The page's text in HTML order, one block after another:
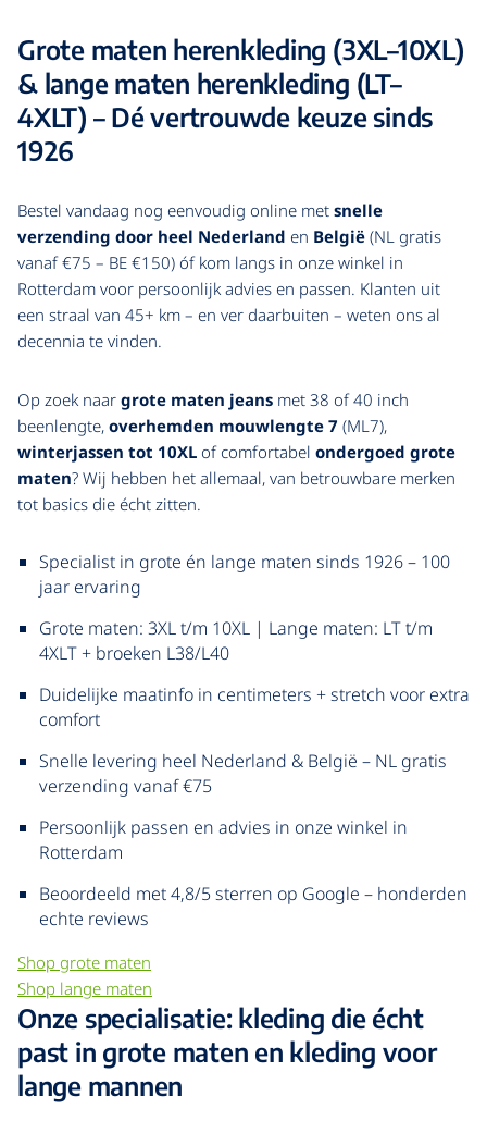
Grote maten herenkleding (3XL–10XL)
& lange maten herenkleding (LT–
4XLT) – Dé vertrouwde keuze sinds
1926
Bestel vandaag nog eenvoudig online met snelle
verzending door heel Nederland en België (NL gratis
vanaf €75 – BE €150) óf kom langs in onze winkel in
Rotterdam voor persoonlijk advies en passen. Klanten uit
een straal van 45+ km – en ver daarbuiten – weten ons al
decennia te vinden.
Op zoek naar grote maten jeans met 38 of 40 inch
beenlengte, overhemden mouwlengte 7 (ML7),
winterjassen tot 10XL of comfortabel ondergoed grote
maten? Wij hebben het allemaal, van betrouwbare merken
tot basics die écht zitten.
Specialist in grote én lange maten sinds 1926 – 100
jaar ervaring
Grote maten: 3XL t/m 10XL | Lange maten: LT t/m
4XLT + broeken L38/L40
Duidelijke maatinfo in centimeters + stretch voor extra
comfort
Snelle levering heel Nederland & België – NL gratis
verzending vanaf €75
Persoonlijk passen en advies in onze winkel in
Rotterdam
Beoordeeld met 4,8/5 sterren op Google – honderden
echte reviews
Shop grote maten
Shop lange maten
Onze specialisatie: kleding die écht
past in grote maten en kleding voor
lange mannen